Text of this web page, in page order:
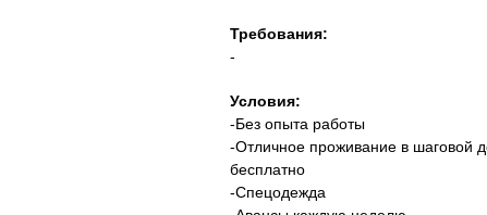
Требования:
-
Условия:
-Без опыта работы
-Отличное проживание в шаговой
бесплатно
-Спецодежда